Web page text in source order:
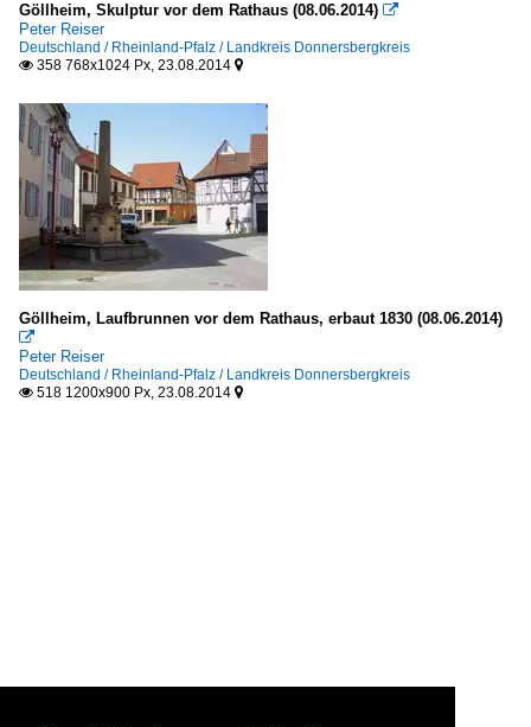
Göllheim, Skulptur vor dem Rathaus (08.06.2014) 
Peter Reiser
Deutschland / Rheinland-Pfalz / Landkreis Donnersbergkreis
 358 768x1024 Px, 23.08.2014 
Göllheim, Laufbrunnen vor dem Rathaus, erbaut 1830 (08.06.2014)

Peter Reiser
Deutschland / Rheinland-Pfalz / Landkreis Donnersbergkreis
 518 1200x900 Px, 23.08.2014 